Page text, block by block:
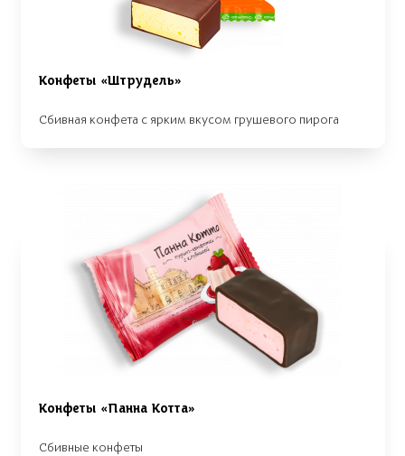
Конфеты «Штрудель»
Сбивная конфета с ярким вкусом грушевого пирога
Конфеты «Панна Котта»
Сбивные конфеты